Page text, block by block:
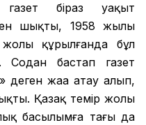
біраз уақыт
шықты, 1958 жылы
жолы құрылғанда бұл
Содан бастап газет
деген жаңа атау алып,
Қазақ темір жолы
басылымға тағы да